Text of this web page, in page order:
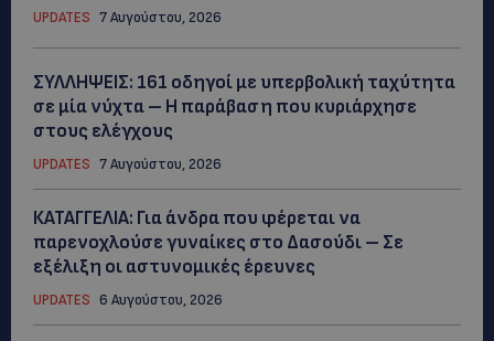
UPDATES 7 Αυγούστου, 2026
ΣΥΛΛΗΨΕΙΣ: 161 οδηγοί με υπερβολική ταχύτητα
σε μία νύχτα – Η παράβαση που κυριάρχησε
στους ελέγχους
UPDATES 7 Αυγούστου, 2026
ΚΑΤΑΓΓΕΛΙΑ: Για άνδρα που φέρεται να
παρενοχλούσε γυναίκες στο Δασούδι – Σε
εξέλιξη οι αστυνομικές έρευνες
UPDATES 6 Αυγούστου, 2026